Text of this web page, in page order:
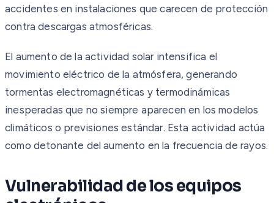
accidentes en instalaciones que carecen de protección
contra descargas atmosféricas.
El aumento de la actividad solar intensifica el
movimiento eléctrico de la atmósfera, generando
tormentas electromagnéticas y termodinámicas
inesperadas que no siempre aparecen en los modelos
climáticos o previsiones estándar. Esta actividad actúa
como detonante del aumento en la frecuencia de rayos.
Vulnerabilidad de los equipos